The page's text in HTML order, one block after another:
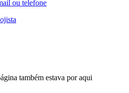
ou telefone
também estava por aqui